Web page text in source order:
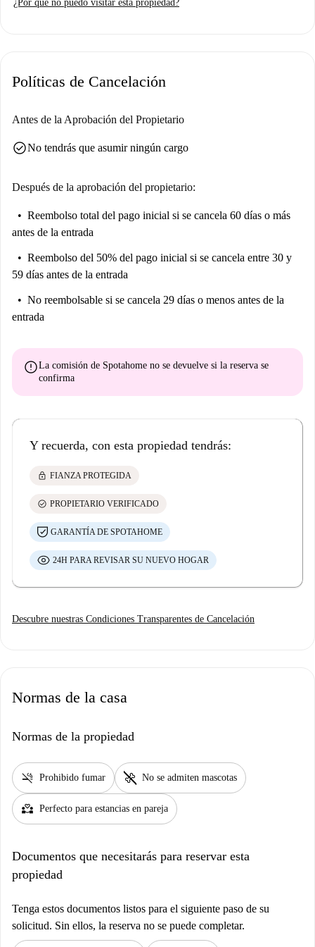
compartida dentro del edificio. Los gastos de electricidad, gas (con
atracciones cercanas. No se pierda el Monumento a los Partidarios del
paseo. Restaurantes como el Ristorante Borsieri 39 y Piedra del Sol
este lugar su nuevo hogar.
¿Por qué no puedo visitar esta propiedad?
Políticas de Cancelación
Antes de la Aprobación del Propietario
check_circleNo tendrás que asumir ningún cargo
Después de la aprobación del propietario:
Reembolso total del pago inicial si se cancela 60 días o más
antes de la entrada
Reembolso del 50% del pago inicial si se cancela entre 30 y
59 días antes de la entrada
No reembolsable si se cancela 29 días o menos antes de la
entrada
errorLa comisión de Spotahome no se devuelve si la reserva se
confirma
Y recuerda, con esta propiedad tendrás:
lock FIANZA PROTEGIDA
check_circle PROPIETARIO VERIFICADO
GARANTÍA DE SPOTAHOME
24H PARA REVISAR SU NUEVO HOGAR
Descubre nuestras Condiciones Transparentes de Cancelación
Normas de la casa
Normas de la propiedad
smoke_free Prohibido fumar pet_supplies No se admiten mascotas
partner_heart Perfecto para estancias en pareja
Documentos que necesitarás para reservar esta
propiedad
Tenga estos documentos listos para el siguiente paso de su
solicitud. Sin ellos, la reserva no se puede completar.